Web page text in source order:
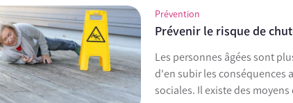
Prévention
Prévenir le risque de
Les personnes âgées sont
d'en subir les conséquences
sociales. Il existe des